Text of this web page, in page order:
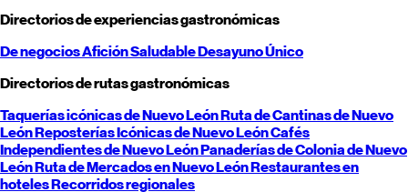
Directorios de experiencias gastronómicas
De negociosAficiónSaludableDesayunoÚnico
Directorios de rutas gastronómicas
Taquerías icónicas deNuevo LeónRuta de Cantinas deNuevo
LeónReposterías Icónicas deNuevo LeónCafés
Independientes deNuevo LeónPanaderías de Colonia deNuevo
LeónRuta de Mercados enNuevo LeónRestaurantes en
hotelesRecorridos regionales